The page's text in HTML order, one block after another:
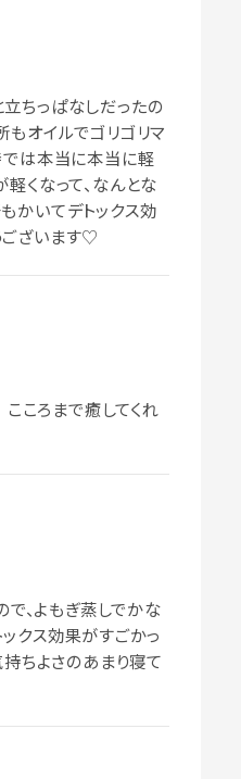
ちっぱなしだったの
オイルでゴリゴリマ
では本当に本当に軽
くなって、なんとな
かいてデトックス効
ざいます♡
ころまで癒してくれ
で、よもぎ蒸しでかな
クス効果がすごかっ
ちよさのあまり寝て